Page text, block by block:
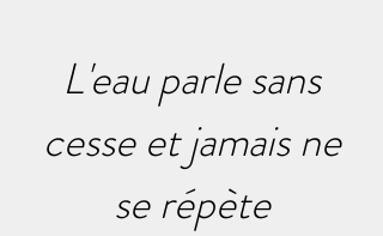
L'eau parle sans
cesse et jamais ne
se répète